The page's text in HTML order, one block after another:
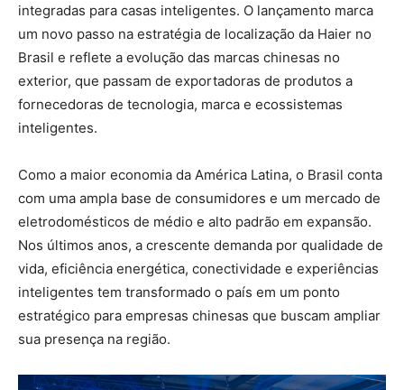
integradas para casas inteligentes. O lançamento marca
um novo passo na estratégia de localização da Haier no
Brasil e reflete a evolução das marcas chinesas no
exterior, que passam de exportadoras de produtos a
fornecedoras de tecnologia, marca e ecossistemas
inteligentes.
Como a maior economia da América Latina, o Brasil conta
com uma ampla base de consumidores e um mercado de
eletrodomésticos de médio e alto padrão em expansão.
Nos últimos anos, a crescente demanda por qualidade de
vida, eficiência energética, conectividade e experiências
inteligentes tem transformado o país em um ponto
estratégico para empresas chinesas que buscam ampliar
sua presença na região.